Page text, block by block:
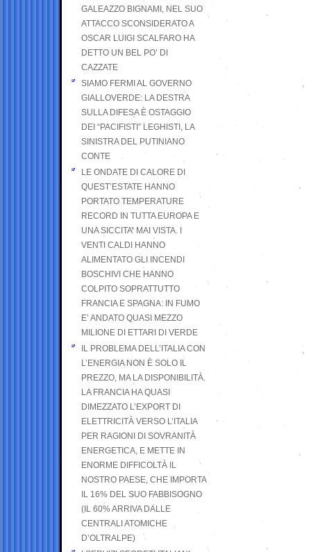
GALEAZZO BIGNAMI, NEL SUO
ATTACCO SCONSIDERATO A
OSCAR LUIGI SCALFARO HA
DETTO UN BEL PO’ DI
CAZZATE
SIAMO FERMI AL GOVERNO
GIALLOVERDE: LA DESTRA
SULLA DIFESA È OSTAGGIO
DEI “PACIFISTI” LEGHISTI, LA
SINISTRA DEL PUTINIANO
CONTE
LE ONDATE DI CALORE DI
QUEST’ESTATE HANNO
PORTATO TEMPERATURE
RECORD IN TUTTA EUROPA E
UNA SICCITA’ MAI VISTA. I
VENTI CALDI HANNO
ALIMENTATO GLI INCENDI
BOSCHIVI CHE HANNO
COLPITO SOPRATTUTTO
FRANCIA E SPAGNA: IN FUMO
E’ ANDATO QUASI MEZZO
MILIONE DI ETTARI DI VERDE
IL PROBLEMA DELL’ITALIA CON
L’ENERGIA NON È SOLO IL
PREZZO, MA LA DISPONIBILITÀ.
LA FRANCIA HA QUASI
DIMEZZATO L’EXPORT DI
ELETTRICITÀ VERSO L’ITALIA
PER RAGIONI DI SOVRANITÀ
ENERGETICA, E METTE IN
ENORME DIFFICOLTÀ IL
NOSTRO PAESE, CHE IMPORTA
IL 16% DEL SUO FABBISOGNO
(IL 60% ARRIVA DALLE
CENTRALI ATOMICHE
D’OLTRALPE)